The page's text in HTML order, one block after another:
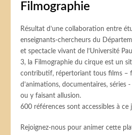
Filmographie
Résultat d’une collaboration entre
enseignants-chercheurs du
et spectacle vivant de l’Université
3, la Filmographie du cirque est un
contributif, répertoriant tous films –
d’animations, documentaires, séries
ou y faisant allusion.
600 références sont accessibles à ce
Rejoignez-nous pour animer cette